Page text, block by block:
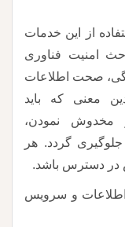
از این خدمات
امنیت فناوری
صحت اطلاعات
معنی که باید
مخدوش نمودن،
گردد. هر
در دسترس باشد.
اطلاعات و سرویس